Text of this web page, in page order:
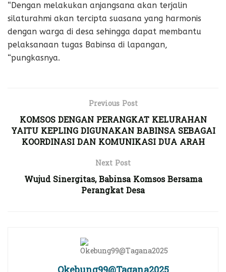
“Dengan melakukan anjangsana akan terjalin
silaturahmi akan tercipta suasana yang harmonis
dengan warga di desa sehingga dapat membantu
pelaksanaan tugas Babinsa di lapangan,
“pungkasnya.
Previous Post
KOMSOS DENGAN PERANGKAT KELURAHAN
YAITU KEPLING DIGUNAKAN BABINSA SEBAGAI
KOORDINASI DAN KOMUNIKASI DUA ARAH
Next Post
Wujud Sinergitas, Babinsa Komsos Bersama
Perangkat Desa